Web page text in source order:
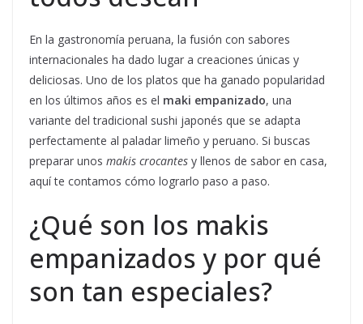
En la gastronomía peruana, la fusión con sabores
internacionales ha dado lugar a creaciones únicas y
deliciosas. Uno de los platos que ha ganado popularidad
en los últimos años es el maki empanizado, una
variante del tradicional sushi japonés que se adapta
perfectamente al paladar limeño y peruano. Si buscas
preparar unos makis crocantes y llenos de sabor en casa,
aquí te contamos cómo lograrlo paso a paso.
¿Qué son los makis
empanizados y por qué
son tan especiales?